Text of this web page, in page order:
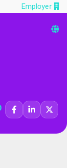
Employer